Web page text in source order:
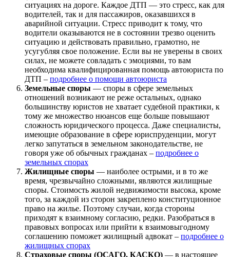
ситуациях на дороге. Каждое ДТП — это стресс, как для
водителей, так и для пассажиров, оказавшихся в
аварийной ситуации. Стресс приводит к тому, что
водители оказываются не в состоянии трезво оценить
ситуацию и действовать правильно, грамотно, не
усугубляя свое положение. Если вы не уверены в своих
силах, не можете совладать с эмоциями, то вам
необходима квалифицированная помощь автоюриста по
ДТП – подробнее о помощи автоюриста
Земельные споры — споры в сфере земельных
отношений возникают не реже остальных, однако
большинству юристов не хватает судебной практики, к
тому же множество нюансов еще больше повышают
сложность юридического процесса. Даже специалисты,
имеющие образование в сфере юриспруденции, могут
легко запутаться в земельном законодательстве, не
говоря уже об обычных гражданах – подробнее о
земельных спорах
Жилищные споры — наиболее острыми, и в то же
время, чрезвычайно сложными, являются жилищные
споры. Стоимость жилой недвижимости высока, кроме
того, за каждой из сторон закреплено конституционное
право на жилье. Поэтому случаи, когда стороны
приходят к взаимному согласию, редки. Разобраться в
правовых вопросах или прийти к взаимовыгодному
соглашению поможет жилищный адвокат – подробнее о
жилищных спорах
Страховые споры (ОСАГО, КАСКО) — в настоящее